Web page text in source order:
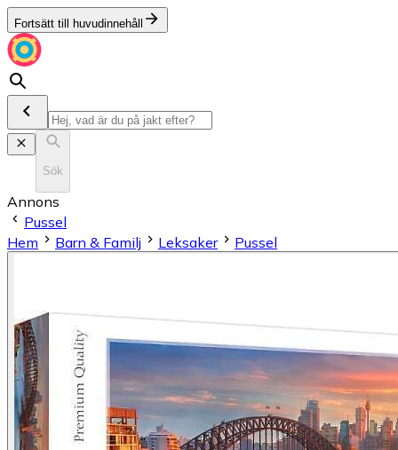
Fortsätt till huvudinnehåll
Sök
Annons
Pussel
Hem
Barn & Familj Leksaker Pussel